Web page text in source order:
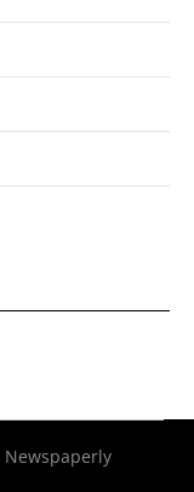
Newspaperly